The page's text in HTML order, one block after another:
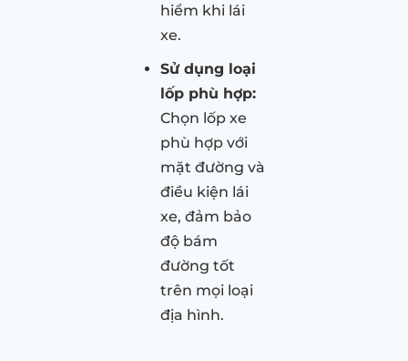
hiểm khi lái
xe.
Sử dụng loại
lốp phù hợp:
Chọn lốp xe
phù hợp với
mặt đường và
điều kiện lái
xe, đảm bảo
độ bám
đường tốt
trên mọi loại
địa hình.